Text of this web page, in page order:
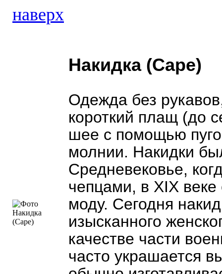
наверх
Накидка (Cape)
Одежда без
короткий плащ (до
шее с помощью
молнии. Накидки
Средневековье,
чепцами, в XIX
моду. Сегодня
изысканного
качестве части
часто украшается